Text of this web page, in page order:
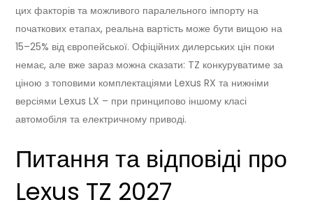
цих факторів та можливого паралельного імпорту на
початкових етапах, реальна вартість може бути вищою на
15–25% від європейської. Офіційних дилерських цін поки
немає, але вже зараз можна сказати: TZ конкуруватиме за
ціною з топовими комплектаціями Lexus RX та нижніми
версіями Lexus LX – при принципово іншому класі
автомобіля та електричному приводі.
Питання та відповіді про
Lexus TZ 2027